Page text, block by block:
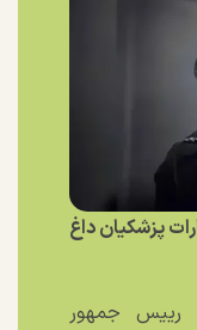
پزشکیان داغ
رییس جمهور